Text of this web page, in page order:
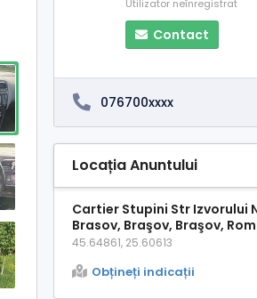
Utilizator neînregistrat
Contact
076700xxxx
Locația Anuntului
Cartier Stupini Str Izvorului
Brasov, Braşov, Braşov,
45.64861, 25.60613
Obțineți indicații